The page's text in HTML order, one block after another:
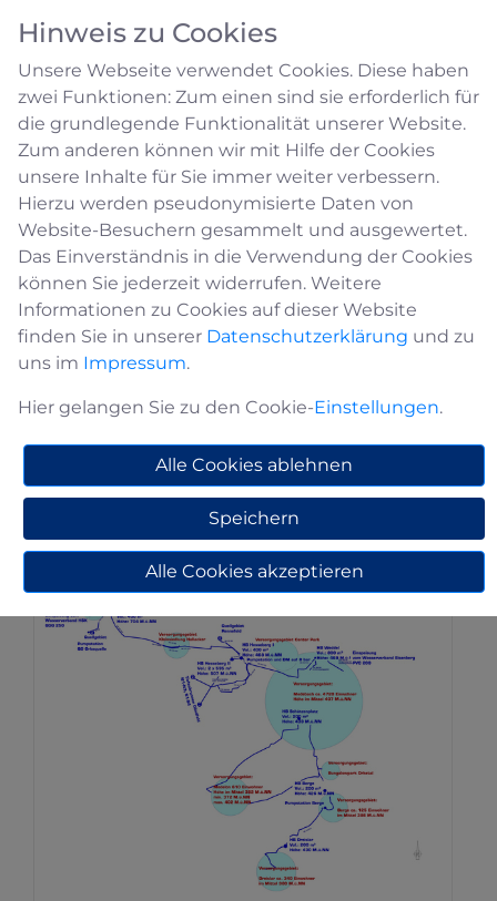
Allgemeine Informationen
zur Wasserversorgung
Das Trinkwasserversorgungsgebiet der
Stadtwerke Medebach AöR erstreckt sich auf
das Gebiet der Hansestadt Medebach.
Hinweis zu Cookies
Unsere Webseite verwendet Cookies. Diese haben
zwei Funktionen: Zum einen sind sie erforderlich für
die grundlegende Funktionalität unserer Website.
Zum anderen können wir mit Hilfe der Cookies
unsere Inhalte für Sie immer weiter verbessern.
Hierzu werden pseudonymisierte Daten von
Website-Besuchern gesammelt und ausgewertet.
Das Einverständnis in die Verwendung der Cookies
können Sie jederzeit widerrufen. Weitere
Informationen zu Cookies auf dieser Website
finden Sie in unserer Datenschutzerklärung und zu
uns im Impressum.
Hier gelangen Sie zu den Cookie-Einstellungen.
Alle Cookies ablehnen
Speichern
Alle Cookies akzeptieren